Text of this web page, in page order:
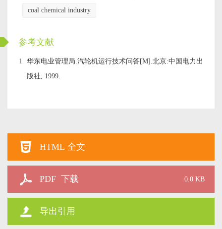
coal chemical industry
ckwx
参考文献
1
华东电业管理局.汽轮机运行技术问答[M].北京:中国电力出
版社, 1999.
HTML 全文
PDF 下载 0.0 KB
导出引用